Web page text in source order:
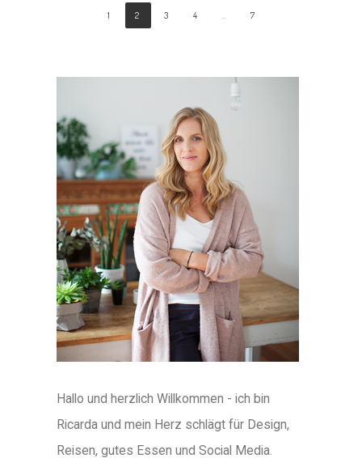
1 2 3 4 … 7
Hallo und herzlich Willkommen - ich bin
Ricarda und mein Herz schlägt für Design,
Reisen, gutes Essen und Social Media.